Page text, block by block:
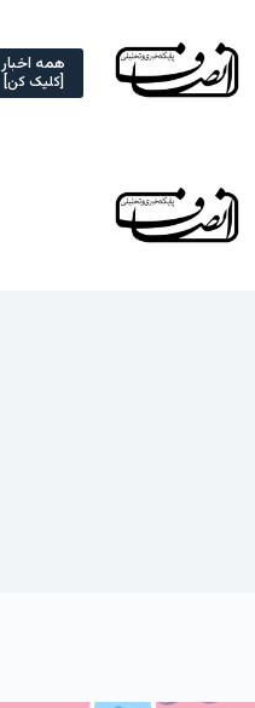
content
همه اخبار
[کلیک کن]